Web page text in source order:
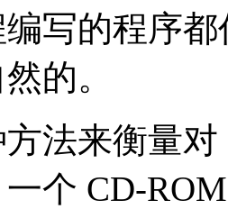
写的程序
的。
法来衡量
个 CD-